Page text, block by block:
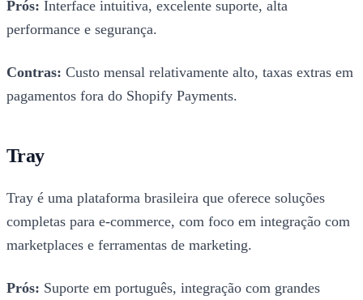
Prós: Interface intuitiva, excelente suporte, alta
performance e segurança.
Contras: Custo mensal relativamente alto, taxas extras em
pagamentos fora do Shopify Payments.
Tray
Tray é uma plataforma brasileira que oferece soluções
completas para e-commerce, com foco em integração com
marketplaces e ferramentas de marketing.
Prós: Suporte em português, integração com grandes